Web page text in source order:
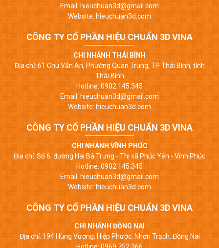
Email: hieuchuan3d@gmail.com
Website: hieuchuan3d.com
CÔNG TY CỔ PHẦN HIỆU CHUẨN 3D VINA
CHI NHÁNH THÁI BÌNH
Địa chỉ: 61 Chu Văn An, Phường Quan Trung, TP Thái Bình, tỉnh
Thái Bình
Hotline: 0902.145.345
Email: hieuchuan3d@gmail.com
Website: hieuchuan3d.com
CÔNG TY CỔ PHẦN HIỆU CHUẨN 3D VINA
CHI NHÁNH VĨNH PHÚC
Địa chỉ: Số 6, đường Hai Bà Trưng - Thị xã Phúc Yên - Vĩnh Phúc
Hotline: 0902.145.345
Email: hieuchuan3d@gmail.com
Website: hieuchuan3d.com
CÔNG TY CỔ PHẦN HIỆU CHUẨN 3D VINA
CHI NHÁNH ĐỒNG NAI
Địa chỉ: 194 Hùng Vương, Hiệp Phước, Nhơn Trạch, Đồng Nai